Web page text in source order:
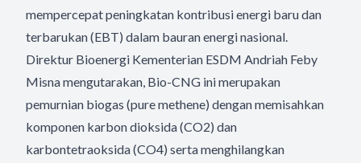
mempercepat peningkatan kontribusi energi baru dan
terbarukan (EBT) dalam bauran energi nasional.
Direktur Bioenergi Kementerian ESDM Andriah Feby
Misna mengutarakan, Bio-CNG ini merupakan
pemurnian biogas (pure methene) dengan memisahkan
komponen karbon dioksida (CO2) dan
karbontetraoksida (CO4) serta menghilangkan